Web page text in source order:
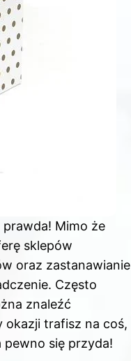
Mimo że
sklepów
oraz zastanawianie
Często
znaleźć
okazji trafisz na coś,
pewno się przyda!